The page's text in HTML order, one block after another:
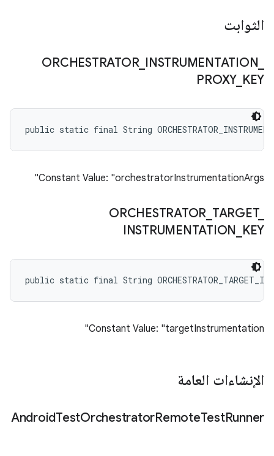
الثوابت
ORCHESTRATOR_ INSTRUMENTATION
PROXY_ KEY
public static final String
Constant Value: "orchestratorInstrumentationArgs"
ORCHESTRATOR TARGET_
INSTRUMENTATION KEY
public static final String
Constant Value: "targetInstrumentation"
الإنشاءات العامة
AndroidTestOrchestratorRemoteTestRunner